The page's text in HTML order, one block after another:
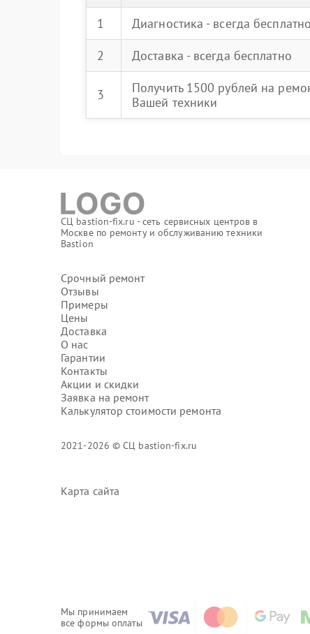
1
Диагностика - всегда бесплатно
2
Доставка - всегда бесплатно
3
Получить 1500 рублей на
Вашей техники
СЦ bastion-fix.ru - сеть сервисных центров в
Москве по ремонту и обслуживанию техники
Bastion
Срочный ремонт
Отзывы
Примеры
Цены
Доставка
О нас
Гарантии
Контакты
Акции и скидки
Заявка на ремонт
Калькулятор стоимости ремонта
2021-2026 © СЦ bastion-fix.ru
Карта сайта
Мы принимаем
все формы оплаты